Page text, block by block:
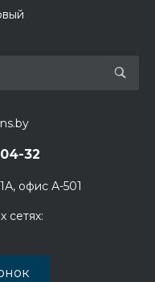
32
офис А-501
сетях: